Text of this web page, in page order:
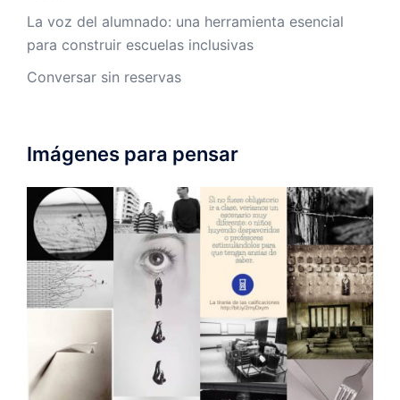
La voz del alumnado: una herramienta esencial
para construir escuelas inclusivas
Conversar sin reservas
Imágenes para pensar